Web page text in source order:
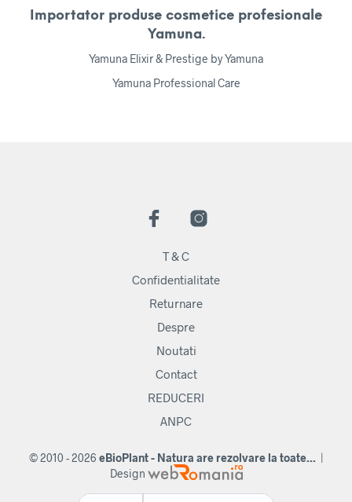
Importator produse cosmetice profesionale
Yamuna.
Yamuna Elixir & Prestige by Yamuna
Yamuna Professional Care
T & C
Confidentialitate
Returnare
Despre
Noutati
Contact
REDUCERI
ANPC
© 2010 - 2026 eBioPlant - Natura are rezolvare la toate... |
Design